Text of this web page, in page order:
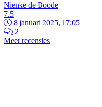
Nienke de Boode
7.5
8 januari 2025, 17:05
2
Meer recensies